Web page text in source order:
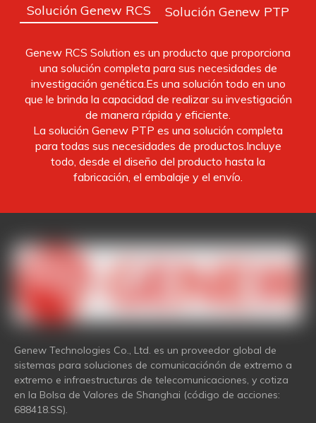
Solución Genew RCS Solución Genew PTP
Genew RCS Solution es un producto que proporciona
una solución completa para sus necesidades de
investigación genética.Es una solución todo en uno
que le brinda la capacidad de realizar su investigación
de manera rápida y eficiente.
La solución Genew PTP es una solución completa
para todas sus necesidades de productos.Incluye
todo, desde el diseño del producto hasta la
fabricación, el embalaje y el envío.
Genew Technologies Co., Ltd. es un proveedor global de
sistemas para soluciones de comunicaciónón de extremo a
extremo e infraestructuras de telecomunicaciones, y cotiza
en la Bolsa de Valores de Shanghai (código de acciones:
688418.SS).